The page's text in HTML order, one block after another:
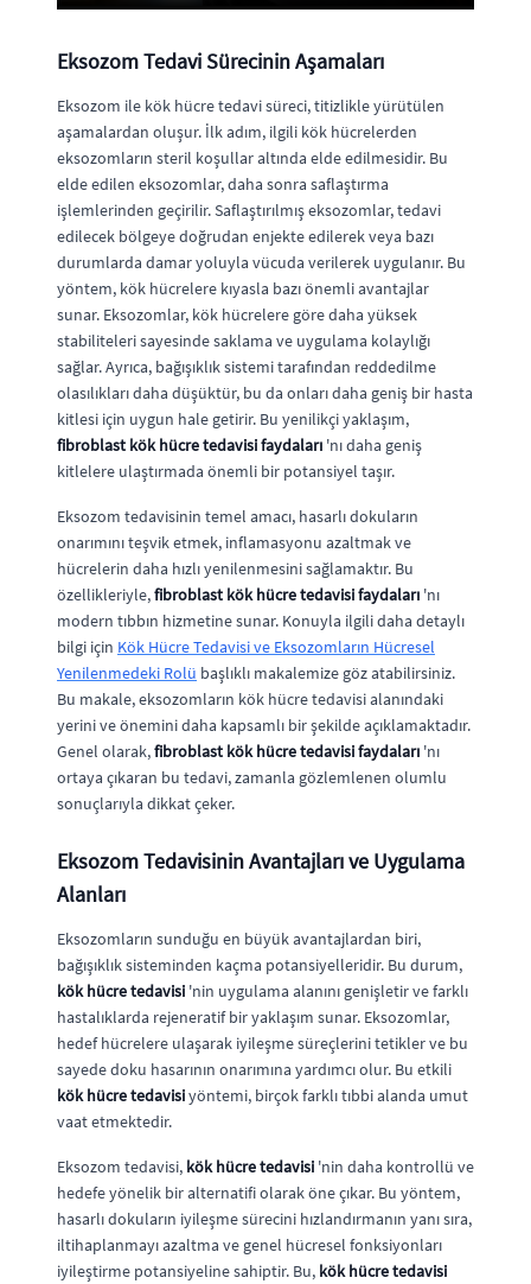
Eksozom Tedavi Sürecinin Aşamaları
Eksozom ile kök hücre tedavi süreci, titizlikle yürütülen
aşamalardan oluşur. İlk adım, ilgili kök hücrelerden
eksozomların steril koşullar altında elde edilmesidir. Bu
elde edilen eksozomlar, daha sonra saflaştırma
işlemlerinden geçirilir. Saflaştırılmış eksozomlar, tedavi
edilecek bölgeye doğrudan enjekte edilerek veya bazı
durumlarda damar yoluyla vücuda verilerek uygulanır. Bu
yöntem, kök hücrelere kıyasla bazı önemli avantajlar
sunar. Eksozomlar, kök hücrelere göre daha yüksek
stabiliteleri sayesinde saklama ve uygulama kolaylığı
sağlar. Ayrıca, bağışıklık sistemi tarafından reddedilme
olasılıkları daha düşüktür, bu da onları daha geniş bir hasta
kitlesi için uygun hale getirir. Bu yenilikçi yaklaşım,
fibroblast kök hücre tedavisi faydaları 'nı daha geniş
kitlelere ulaştırmada önemli bir potansiyel taşır.
Eksozom tedavisinin temel amacı, hasarlı dokuların
onarımını teşvik etmek, inflamasyonu azaltmak ve
hücrelerin daha hızlı yenilenmesini sağlamaktır. Bu
özellikleriyle,fibroblast kök hücre tedavisi faydaları 'nı
modern tıbbın hizmetine sunar. Konuyla ilgili daha detaylı
bilgi için Kök Hücre Tedavisi ve Eksozomların Hücresel
Yenilenmedeki Rolü başlıklı makalemize göz atabilirsiniz.
Bu makale, eksozomların kök hücre tedavisi alanındaki
yerini ve önemini daha kapsamlı bir şekilde açıklamaktadır.
Genel olarak,fibroblast kök hücre tedavisi faydaları 'nı
ortaya çıkaran bu tedavi, zamanla gözlemlenen olumlu
sonuçlarıyla dikkat çeker.
Eksozom Tedavisinin Avantajları ve Uygulama
Alanları
Eksozomların sunduğu en büyük avantajlardan biri,
bağışıklık sisteminden kaçma potansiyelleridir. Bu durum,
kök hücre tedavisi 'nin uygulama alanını genişletir ve farklı
hastalıklarda rejeneratif bir yaklaşım sunar. Eksozomlar,
hedef hücrelere ulaşarak iyileşme süreçlerini tetikler ve bu
sayede doku hasarının onarımına yardımcı olur. Bu etkili
kök hücre tedavisiyöntemi, birçok farklı tıbbi alanda umut
vaat etmektedir.
Eksozom tedavisi, kök hücre tedavisi 'nin daha kontrollü ve
hedefe yönelik bir alternatifi olarak öne çıkar. Bu yöntem,
hasarlı dokuların iyileşme sürecini hızlandırmanın yanı sıra,
iltihaplanmayı azaltma ve genel hücresel fonksiyonları
iyileştirme potansiyeline sahiptir. Bu, kök hücre tedavisi